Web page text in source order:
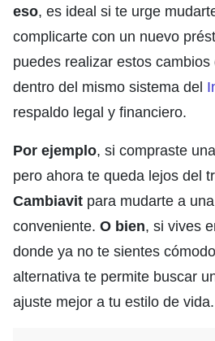
eso, es ideal si te urge
complicarte con un nuevo
puedes realizar estos
dentro del mismo sistema del
respaldo legal y financiero.
Por ejemplo, si compraste
pero ahora te queda lejos del
Cambiavit para mudarte a
conveniente. O bien, si vives
donde ya no te sientes
alternativa te permite buscar
ajuste mejor a tu estilo de vida.